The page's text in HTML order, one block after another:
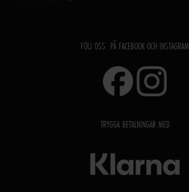
FÖLJ OSS PÅ FACEBOOK OCH INSTAGRAM
TRYGGA BETALNINGAR MED